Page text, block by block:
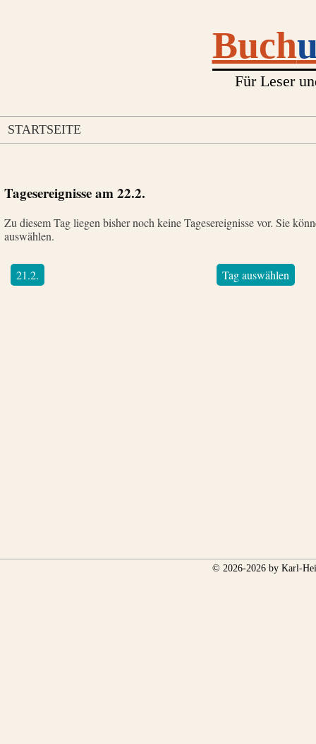
Buch
Für Leser
STARTSEITE
Tagesereignisse am22.2.
Zu diesem Tag liegen bisher noch keine Tagesereignisse vor. Sie
auswählen.
21.2. Tag auswählen
© 2026-2026 by Karl-